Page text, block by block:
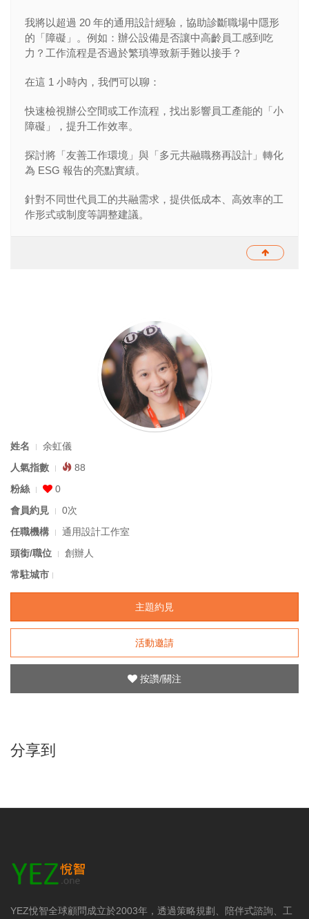
我將以超過 20 年的通用設計經驗，協助診斷職場中隱形
的「障礙」。例如：辦公設備是否讓中高齡員工感到吃
力？工作流程是否過於繁瑣導致新手難以接手？
在這 1 小時內，我們可以聊：
快速檢視辦公空間或工作流程，找出影響員工產能的「小
障礙」，提升工作效率。
探討將「友善工作環境」與「多元共融職務再設計」轉化
為 ESG 報告的亮點實績。
針對不同世代員工的共融需求，提供低成本、高效率的工
作形式或制度等調整建議。
姓名
余虹儀
人氣指數
88
粉絲
0
會員約見
0次
任職機構
通用設計工作室
頭銜/職位
創辦人
常駐城市
主題約見
活動邀請
按讚/關注
分享到
YEZ悅智全球顧問成立於2003年，透過策略規劃、陪伴式諮詢、工